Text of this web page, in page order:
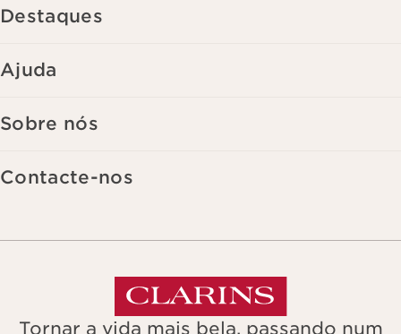
as suas informações, assim como o direito de se opor e impedir o
respetivo processamento. Poderá exercer este direito,
Destaques
Ajuda
Sobre nós
Contacte-nos
Tornar a vida mais bela, passando num